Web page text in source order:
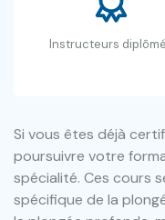
Instructeurs
Si vous êtes déjà
poursuivre votre
spécialité. Ces cours
spécifique de la